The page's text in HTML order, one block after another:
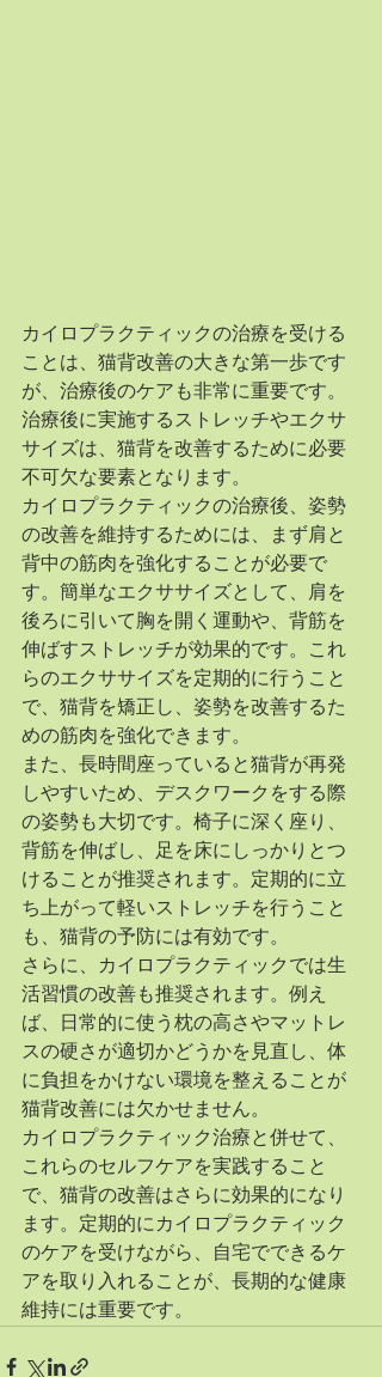
カイロプラクティックの治療を受ける
ことは、猫背改善の大きな第一歩です
が、治療後のケアも非常に重要です。
治療後に実施するストレッチやエクサ
サイズは、猫背を改善するために必要
不可欠な要素となります。
カイロプラクティックの治療後、姿勢
の改善を維持するためには、まず肩と
背中の筋肉を強化することが必要で
す。簡単なエクササイズとして、肩を
後ろに引いて胸を開く運動や、背筋を
伸ばすストレッチが効果的です。これ
らのエクササイズを定期的に行うこと
で、猫背を矯正し、姿勢を改善するた
めの筋肉を強化できます。
また、長時間座っていると猫背が再発
しやすいため、デスクワークをする際
の姿勢も大切です。椅子に深く座り、
背筋を伸ばし、足を床にしっかりとつ
けることが推奨されます。定期的に立
ち上がって軽いストレッチを行うこと
も、猫背の予防には有効です。
さらに、カイロプラクティックでは生
活習慣の改善も推奨されます。例え
ば、日常的に使う枕の高さやマットレ
スの硬さが適切かどうかを見直し、体
に負担をかけない環境を整えることが
猫背改善には欠かせません。
カイロプラクティック治療と併せて、
これらのセルフケアを実践すること
で、猫背の改善はさらに効果的になり
ます。定期的にカイロプラクティック
のケアを受けながら、自宅でできるケ
アを取り入れることが、長期的な健康
維持には重要です。